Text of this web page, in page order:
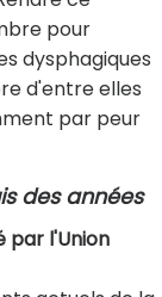
pour
dysphagiques
d'entre elles
par peur
des années
par l'Union